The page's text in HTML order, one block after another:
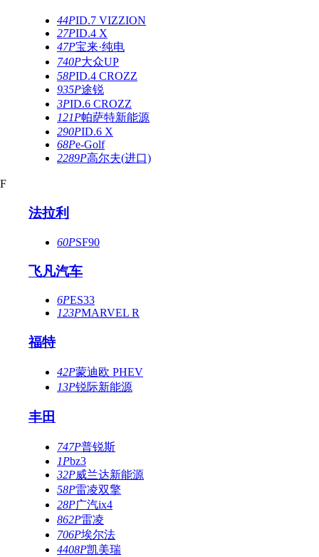
44PID.7 VIZZION
27PID.4 X
47P宝来·纯电
740P大众UP
58PID.4 CROZZ
935P途锐
3PID.6 CROZZ
121P帕萨特新能源
290PID.6 X
68Pe-Golf
2289P高尔夫(进口)
F
法拉利
60PSF90
飞凡汽车
6PES33
123PMARVEL R
福特
42P蒙迪欧 PHEV
13P锐际新能源
丰田
747P普锐斯
1Pbz3
32P威兰达新能源
58P雷凌双擎
28P广汽ix4
862P雷凌
706P埃尔法
4408P凯美瑞